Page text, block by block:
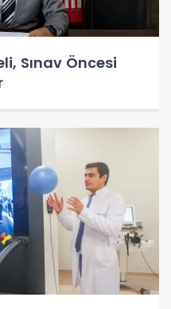
Sınav Öncesi